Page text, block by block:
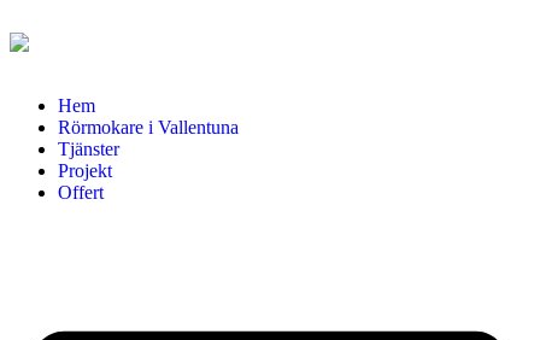
Hem
Rörmokare i Vallentuna
Tjänster
Projekt
Offert